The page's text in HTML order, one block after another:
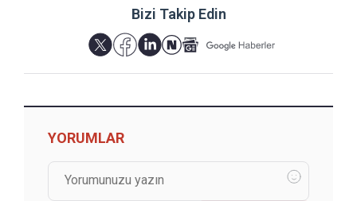
Bizi Takip Edin
YORUMLAR